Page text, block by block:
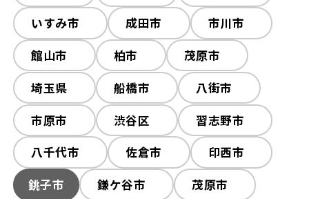
補助金情報 空き家対策
来店予約
いすみ市
成田市
市川市
館山市
柏市
茂原市
埼玉県
船橋市
八街市
市原市
渋谷区
習志野市
八千代市
佐倉市
印西市
銚子市
鎌ケ谷市
茂原市